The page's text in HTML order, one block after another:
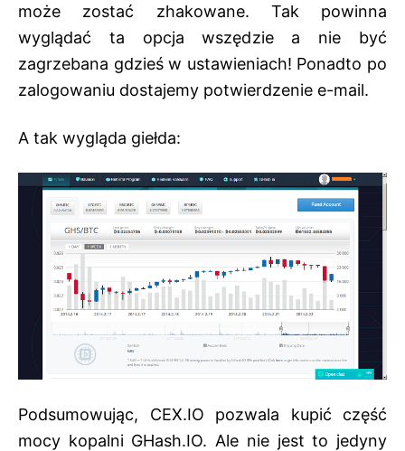
może zostać zhakowane. Tak powinna
wyglądać ta opcja wszędzie a nie być
zagrzebana gdzieś w ustawieniach! Ponadto po
zalogowaniu dostajemy potwierdzenie e-mail.
A tak wygląda giełda:
Podsumowując, CEX.IO pozwala kupić część
mocy kopalni GHash.IO. Ale nie jest to jedyny